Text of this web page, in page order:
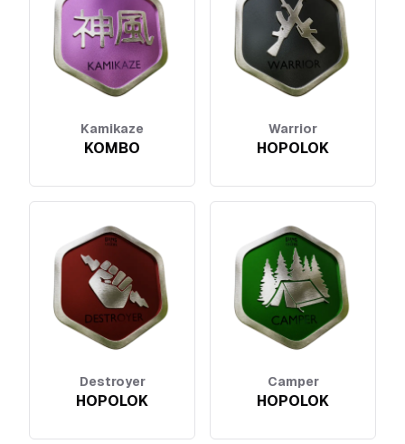
Kamikaze
KOMBO
Warrior
HOPOLOK
Destroyer
HOPOLOK
Camper
HOPOLOK